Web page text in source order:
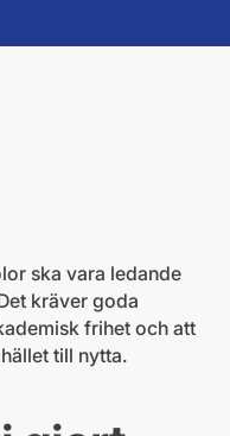
ska vara ledande
kräver goda
frihet och att
till nytta.